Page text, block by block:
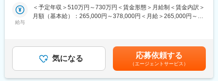
（QMS）に基づき、設計品質（Design Control）を中心とした以
下の業務を担当いただきます。
・ISO13485およびQMS要求事項への適合性確認
・設計変更時のQMS観点での確認・管理
・品質関連文書（手順書・記録類）の整備・管理
給与
＜予定年収＞510万円～730万円＜賃金形態＞月給制＜賃金内訳＞
月額（基本給）：265,000円～378,000円＜月給＞265,000円～
の負担は御座います。実費負担となります。礼金が15万（単
身）、25万（家族帯同）、仲介手数料家賃1ヶ月分も会社負担と
なります。賃金はあくまでも目安の金額であり、選考を通じて上
下する可能性があります。月給(月額)は固定手当を含めた表記で
気になる 応募依頼する
（エージェントサービス）